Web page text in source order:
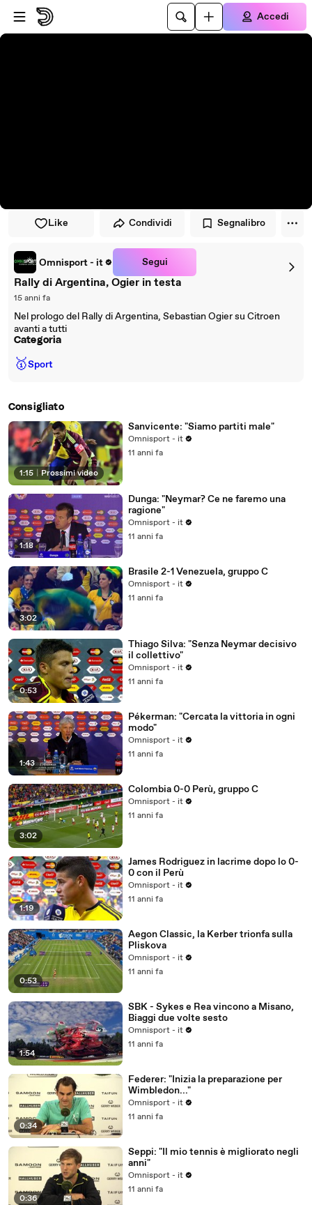
Vai al lettore
Passa al contenuto principale
Accedi
Like Condividi Segnalibro
Omnisport - it Segui
Rally di Argentina, Ogier in testa
15 anni fa
Nel prologo del Rally di Argentina, Sebastian Ogier su Citroen
avanti a tutti
Categoria
🥇Sport
Consigliato
1:15 Prossimi video
Sanvicente: "Siamo partiti male"
Omnisport - it
11 anni fa
1:18
Dunga: "Neymar? Ce ne faremo una
ragione"
Omnisport - it
11 anni fa
3:02
Brasile 2-1 Venezuela, gruppo C
Omnisport - it
11 anni fa
0:53
Thiago Silva: "Senza Neymar decisivo
il collettivo"
Omnisport - it
11 anni fa
1:43
Pékerman: "Cercata la vittoria in ogni
modo"
Omnisport - it
11 anni fa
3:02
Colombia 0-0 Perù, gruppo C
Omnisport - it
11 anni fa
1:19
James Rodriguez in lacrime dopo lo 0-
0 con il Perù
Omnisport - it
11 anni fa
0:53
Aegon Classic, la Kerber trionfa sulla
Pliskova
Omnisport - it
11 anni fa
1:54
SBK - Sykes e Rea vincono a Misano,
Biaggi due volte sesto
Omnisport - it
11 anni fa
0:34
Federer: "Inizia la preparazione per
Wimbledon..."
Omnisport - it
11 anni fa
0:36
Seppi: "Il mio tennis è migliorato negli
anni"
Omnisport - it
11 anni fa